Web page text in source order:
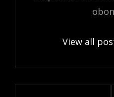
View all